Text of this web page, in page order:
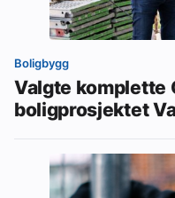
Boligbygg
Valgte komplette
boligprosjektet